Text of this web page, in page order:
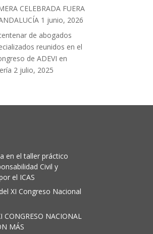
CELEBRADA FUERA
1 junio, 2026
de abogados
reunidos en el
de ADEVI en
2 julio, 2025
en el taller práctico
Civil y
el ICAS
XI Congreso Nacional
CONGRESO NACIONAL
MÁS